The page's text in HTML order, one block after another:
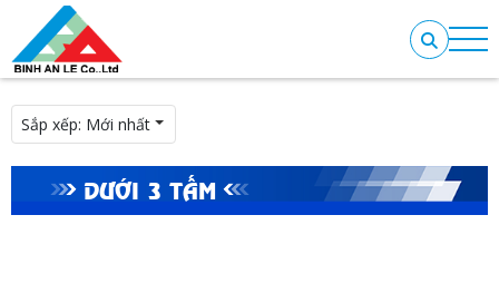
Sắp xếp: Mới nhất
DƯỚI 3 TẤM